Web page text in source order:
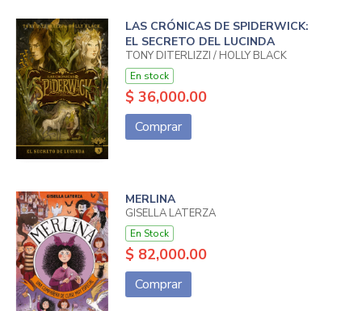
LAS CRÓNICAS DE SPIDERWICK:
EL SECRETO DEL LUCINDA
TONY DITERLIZZI / HOLLY BLACK
En stock
$ 36,000.00
Comprar
MERLINA
GISELLA LATERZA
En Stock
$ 82,000.00
Comprar